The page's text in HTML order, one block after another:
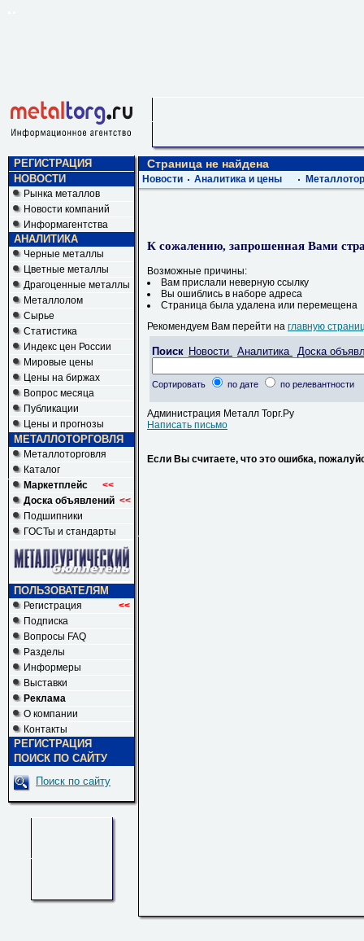
РЕГИСТРАЦИЯ
НОВОСТИ
Рынка металлов
Новости компаний
Информагентства
АНАЛИТИКА
Черные металлы
Цветные металлы
Драгоценные металлы
Металлолом
Сырье
Статистика
Индекс цен России
Мировые цены
Цены на биржах
Вопрос месяца
Публикации
Цены и прогнозы
МЕТАЛЛОТОРГОВЛЯ
Металлоторговля
Каталог
Маркетплейс
<<
Доска объявлений <<
Подшипники
ГОСТы и стандарты
ПОЛЬЗОВАТЕЛЯМ
Регистрация <<
Подписка
Вопросы FAQ
Разделы
Информеры
Выставки
Реклама
О компании
Контакты
РЕГИСТРАЦИЯ
ПОИСК ПО САЙТУ
Поиск по сайту
Страница не найдена
Новости Аналитика и цены
К сожалению, запрошенная Вами
Возможные причины:
Вам прислали неверную ссылку
Вы ошиблись в наборе адреса
Страница была удалена или перемещена
Рекомендуем Вам перейти на главную
Поиск Новости Аналитика Доска
Сортировать по дате по релевантности
Администрация Металл Торг.Ру
Написать письмо
Если Вы считаете, что это ошибка,